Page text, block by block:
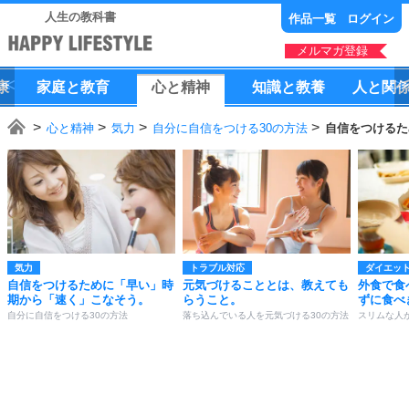
人生の教科書 作品一覧 ログイン
メルマガ登録
家庭と教育 心と精神 知識と教養 人 と 関
心と精神 気力 自分に自信をつける30の方法 自信をつける
気力
自信をつけるために「早い」時
期から「速く」こなそう。
自分に自信をつける30の方法
トラブル対応
元気づけることとは、教えても
らうこと。
落ち込んでいる人を元気づける30の方法
ダイエッ
外食で食
ずに食べ
スリムな人